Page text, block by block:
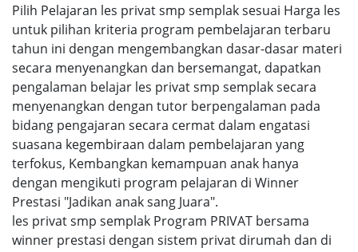
Pilih Pelajaran les privat smp semplak sesuai Harga les
untuk pilihan kriteria program pembelajaran terbaru
tahun ini dengan mengembangkan dasar-dasar materi
secara menyenangkan dan bersemangat, dapatkan
pengalaman belajar les privat smp semplak secara
menyenangkan dengan tutor berpengalaman pada
bidang pengajaran secara cermat dalam engatasi
suasana kegembiraan dalam pembelajaran yang
terfokus, Kembangkan kemampuan anak hanya
dengan mengikuti program pelajaran di Winner
Prestasi "Jadikan anak sang Juara".
les privat smp semplak Program PRIVAT bersama
winner prestasi dengan sistem privat dirumah dan di